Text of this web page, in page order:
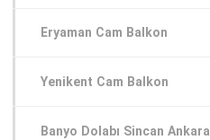
Eryaman Cam Balkon
Yenikent Cam Balkon
Banyo Dolabı Sincan Ankara